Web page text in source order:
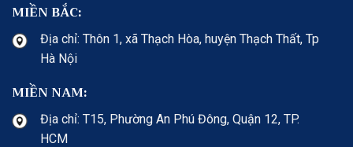
MIỀN BẮC:
Địa chỉ: Thôn 1, xã Thạch Hòa, huyện Thạch Thất, Tp
Hà Nội
MIỀN NAM:
Địa chỉ: T15, Phường An Phú Đông, Quận 12, TP.
HCM